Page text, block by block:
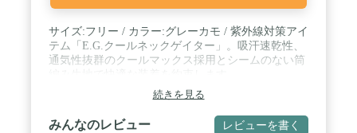
サイズ:フリー / カラー:グレーカモ / 紫外線対策アイ
テム「E.G.クールネックゲイター」。吸汗速乾性、
通気性抜群のクールマックス採用とシームのない筒
続きを見る
みんなのレビュー レビューを書く